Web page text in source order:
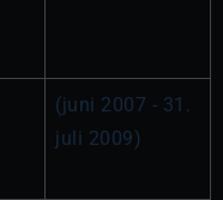
(juni 2007 - 31.
juli 2009)